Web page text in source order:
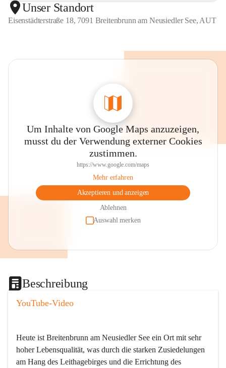
Unser Standort
Eisenstädterstraße 18, 7091 Breitenbrunn am Neusiedler See, AUT
Um Inhalte von Google Maps anzuzeigen,
musst du der Verwendung externer Cookies
zustimmen.
https://www.google.com/maps
Mehr erfahren
Akzeptieren und anzeigen
Ablehnen
Auswahl merken
Beschreibung
YouTube-Video
Heute ist Breitenbrunn am Neusiedler See ein Ort mit sehr
hoher Lebensqualität, was durch die starken Zusiedelungen
am Hang des Leithagebirges und die Errichtung des